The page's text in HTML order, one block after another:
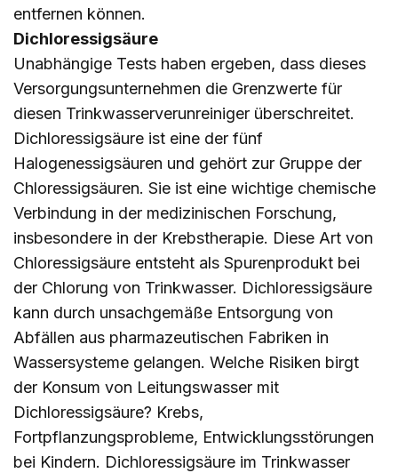
entfernen können.
Dichloressigsäure
Unabhängige Tests haben ergeben, dass dieses
Versorgungsunternehmen die Grenzwerte für
diesen Trinkwasserverunreiniger überschreitet.
Dichloressigsäure ist eine der fünf
Halogenessigsäuren und gehört zur Gruppe der
Chloressigsäuren. Sie ist eine wichtige chemische
Verbindung in der medizinischen Forschung,
insbesondere in der Krebstherapie. Diese Art von
Chloressigsäure entsteht als Spurenprodukt bei
der Chlorung von Trinkwasser. Dichloressigsäure
kann durch unsachgemäße Entsorgung von
Abfällen aus pharmazeutischen Fabriken in
Wassersysteme gelangen. Welche Risiken birgt
der Konsum von Leitungswasser mit
Dichloressigsäure? Krebs,
Fortpflanzungsprobleme, Entwicklungsstörungen
bei Kindern. Dichloressigsäure im Trinkwasser